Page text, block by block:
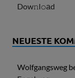
Dow𝚗l𝚘аd
NEUESTE
Wolfgangsweg